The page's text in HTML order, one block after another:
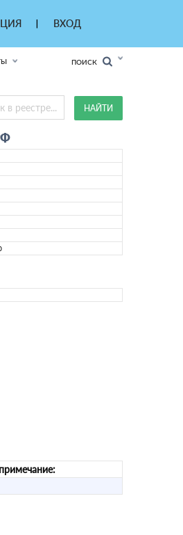
ВХОД
ПОИСК
примечание: